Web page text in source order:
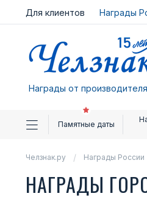
Для клиентов Награды
Награды от производителя
Памятные даты
Челзнак.ру Награды России
НАГРАДЫ